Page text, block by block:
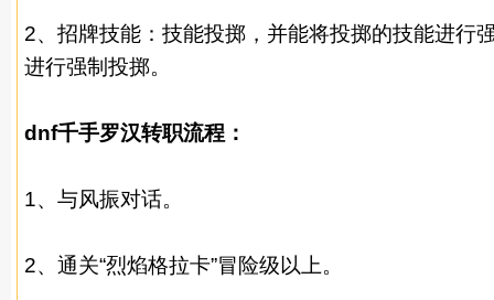
2、招牌技能：技能投掷，并能将投掷的技能进行
进行强制投掷。
dnf千手罗汉转职流程：
1、与风振对话。
2、通关“烈焰格拉卡”冒险级以上。